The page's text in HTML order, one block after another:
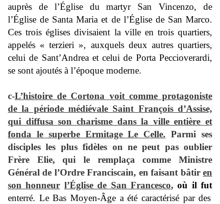
auprès de l’Église du martyr San Vincenzo, de
l’Église de Santa Maria et de l’Église de San Marco.
Ces trois églises divisaient la ville en trois quartiers,
appelés « terzieri », auxquels deux autres quartiers,
celui de Sant’Andrea et celui de Porta Peccioverardi,
se sont ajoutés à l’époque moderne.
c-L’histoire de Cortona voit comme protagoniste
de la période médiévale Saint François d’Assise,
qui diffusa son charisme dans la ville entière et
fonda le superbe Ermitage Le Celle. Parmi ses
disciples les plus fidèles on ne peut pas oublier
Frère Elie, qui le remplaça comme Ministre
Général de l’Ordre Franciscain, en faisant bâtir en
son honneur l’Église de San Francesco,où il fut
enterré. Le Bas Moyen-Âge a été caractérisé par des